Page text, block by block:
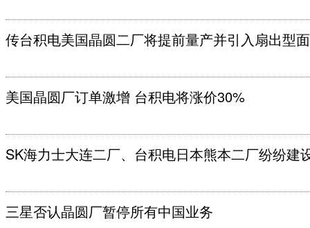
传台积电美国晶圆二厂将提前量产并引入扇出型
美国晶圆厂订单激增 台积电将涨价30%
SK海力士大连二厂、台积电日本熊本二厂纷纷建
三星否认晶圆厂暂停所有中国业务